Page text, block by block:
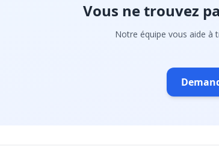
Vous ne trouvez
Notre équipe vous aide à